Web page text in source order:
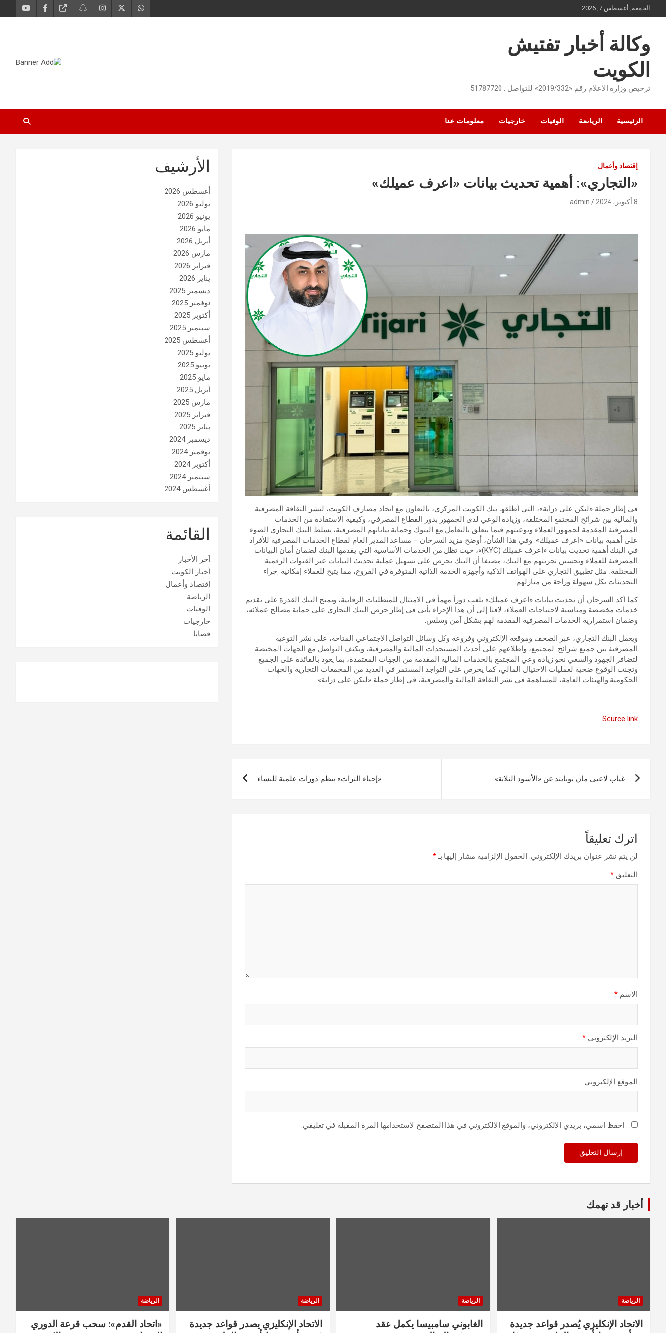
to
الجمعة, أغسطس 7, 2026
وكالة أخبار تفتيش
الكويت
ترخيص وزارة الاعلام رقم «2019/332» للتواصل : 51787720
الرئيسية الرياضة الوفيات خارجيات معلومات عنا
إقتصاد وأعمال
«التجاري»: أهمية تحديث بيانات «اعرف عميلك»
8 أكتوبر، 2024 admin
في إطار حملة «لنكن على دراية»، التي أطلقها بنك الكويت المركزي، بالتعاون مع اتحاد مصارف الكويت، لنشر الثقافة المصرفية
والمالية بين شرائح المجتمع المختلفة، وزيادة الوعي لدى الجمهور بدور القطاع المصرفي، وكيفية الاستفادة من الخدمات
المصرفية المقدمة لجمهور العملاء وتوعيتهم فيما يتعلق بالتعامل مع البنوك وحماية بياناتهم المصرفية، يسلط البنك التجاري الضوء
على أهمية بيانات «اعرف عميلك». وفي هذا الشأن، أوضح مزيد السرحان – مساعد المدير العام لقطاع الخدمات المصرفية للأفراد
في البنك أهمية تحديث بيانات «اعرف عميلك (KYC)»، حيث تظل من الخدمات الأساسية التي يقدمها البنك لضمان أمان البيانات
المصرفية للعملاء وتحسين تجربتهم مع البنك، مضيفا أن البنك يحرص على تسهيل عملية تحديث البيانات عبر القنوات الرقمية
المختلفة، مثل تطبيق التجاري على الهواتف الذكية وأجهزة الخدمة الذاتية المتوفرة في الفروع، مما يتيح للعملاء إمكانية إجراء
التحديثات بكل سهولة وراحة من منازلهم.
كما أكد السرحان أن تحديث بيانات «اعرف عميلك» يلعب دوراً مهماً في الامتثال للمتطلبات الرقابية، ويمنح البنك القدرة على تقديم
خدمات مخصصة ومناسبة لاحتياجات العملاء، لافتا إلى أن هذا الإجراء يأتي في إطار حرص البنك التجاري على حماية مصالح عملائه،
وضمان استمرارية الخدمات المصرفية المقدمة لهم بشكل آمن وسلس.
ويعمل البنك التجاري، عبر الصحف وموقعه الإلكتروني وفروعه وكل وسائل التواصل الاجتماعي المتاحة، على نشر التوعية
المصرفية بين جميع شرائح المجتمع، واطلاعهم على أحدث المستجدات المالية والمصرفية، ويكثف التواصل مع الجهات المختصة
لتضافر الجهود والسعي نحو زيادة وعي المجتمع بالخدمات المالية المقدمة من الجهات المعتمدة، بما يعود بالفائدة على الجميع
وتجنب الوقوع ضحية لعمليات الاحتيال المالي، كما يحرص على التواجد المستمر في العديد من المجمعات التجارية والجهات
الحكومية والهيئات العامة، للمساهمة في نشر الثقافة المالية والمصرفية، في إطار حملة «لنكن على دراية».
Source link
المقالات
غياب لاعبي مان يونايتد عن «الأسود الثلاثة» «إحياء التراث» تنظم دورات علمية للنساء
اترك تعليقاً
لن يتم نشر عنوان بريدك الإلكتروني. الحقول الإلزامية مشار إليها بـ*
التعليق *
الاسم *
البريد الإلكتروني *
الموقع الإلكتروني
احفظ اسمي، بريدي الإلكتروني، والموقع الإلكتروني في هذا المتصفح لاستخدامها المرة المقبلة في تعليقي.
الأرشيف
أغسطس 2026
يوليو 2026
يونيو 2026
مايو 2026
أبريل 2026
مارس 2026
فبراير 2026
يناير 2026
ديسمبر 2025
نوفمبر 2025
أكتوبر 2025
سبتمبر 2025
أغسطس 2025
يوليو 2025
يونيو 2025
مايو 2025
أبريل 2025
مارس 2025
فبراير 2025
يناير 2025
ديسمبر 2024
نوفمبر 2024
أكتوبر 2024
سبتمبر 2024
أغسطس 2024
القائمة
آخر الأخبار
أخبار الكويت
إقتصاد وأعمال
الرياضة
الوفيات
خارجيات
قضايا
أخبار قد تهمك
الرياضة
الاتحاد الإنكليزي يُصدر قواعد جديدة
الرياضة
الغابوني سامبيسا يكمل عقد
الرياضة
الاتحاد الإنكليزي يصدر قواعد جديدة
الرياضة
«اتحاد القدم»: سحب قرعة الدوري